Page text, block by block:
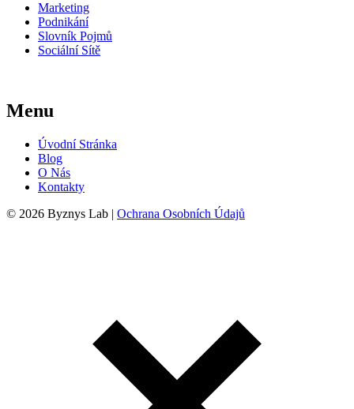
Marketing
Podnikání
Slovník Pojmů
Sociální Sítě
Menu
Úvodní Stránka
Blog
O Nás
Kontakty
© 2026 Byznys Lab | Ochrana Osobních Údajů